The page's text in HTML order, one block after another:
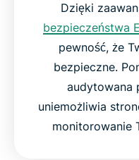
Dzięki
bezpieczeństwa
pewność, że
bezpieczne.
audytowana
uniemożliwia
monitorowanie